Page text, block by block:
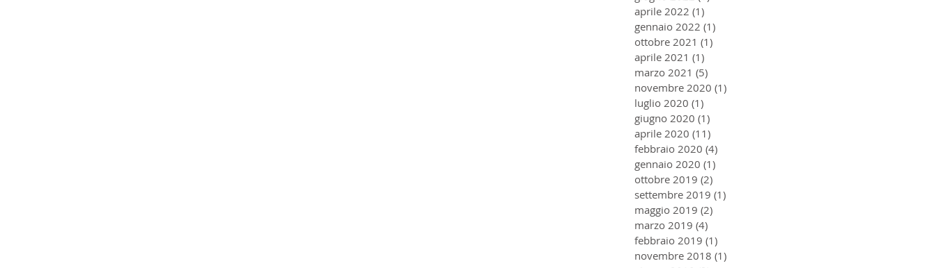
aprile 2022 (1)
gennaio 2022 (1)
ottobre 2021 (1)
aprile 2021 (1)
marzo 2021 (5)
novembre 2020 (1)
luglio 2020 (1)
giugno 2020 (1)
aprile 2020 (11)
febbraio 2020 (4)
gennaio 2020 (1)
ottobre 2019 (2)
settembre 2019 (1)
maggio 2019 (2)
marzo 2019 (4)
febbraio 2019 (1)
novembre 2018 (1)